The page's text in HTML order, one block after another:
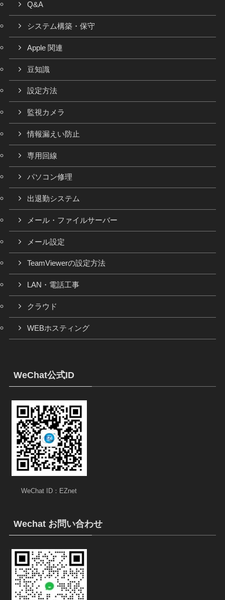
Q&A
システム構築・保守
Apple 関連
豆知識
設定方法
監視カメラ
情報漏えい防止
専用回線
パソコン修理
出退勤システム
メール・ファイルサーバー
メール設定
TeamViewerの設定方法
LAN・電話工事
クラウド
WEBホスティング
WeChat公式ID
WeChat ID：EZnet
Wechat お問い合わせ